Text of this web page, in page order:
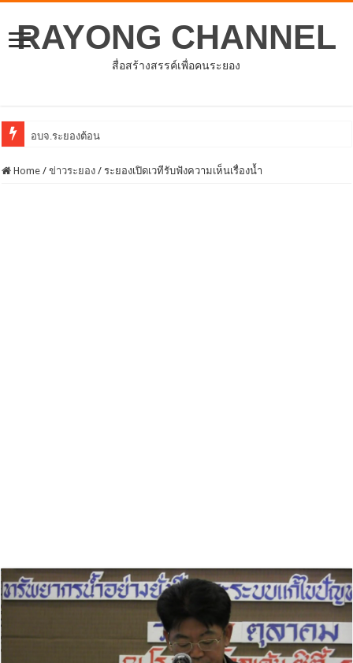
RAYONG CHANNEL
สื่อสร้างสรรค์เพื่อคนระยอง
อบจ.ระยองต้อนรับคณะจากตัวแทนศูนย์ธุรกิจจีน – อาเ
Home / ข่าวระยอง / ระยองเปิดเวทีรับฟังความเห็นเรื่องน้ำ